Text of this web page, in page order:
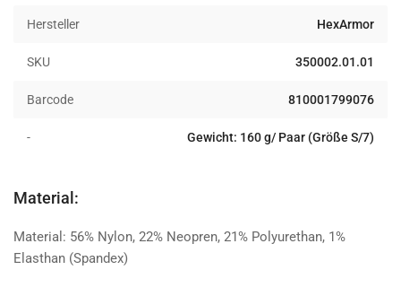
Hersteller HexArmor
SKU 350002.01.01
Barcode 810001799076
- Gewicht: 160 g/ Paar (Größe S/7)
Material:
Material: 56% Nylon, 22% Neopren, 21% Polyurethan, 1%
Elasthan (Spandex)